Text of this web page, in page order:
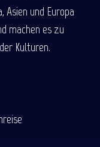
Asien und Europa
machen es zu
Kulturen.